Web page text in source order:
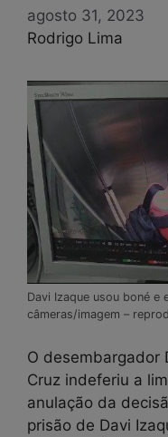
agosto 31, 2023
Rodrigo Lima
Davi Izaque usou boné e
câmeras/imagem –
O desembargador
Cruz indeferiu a
anulação da
prisão de Davi